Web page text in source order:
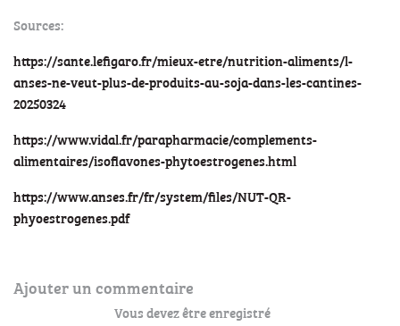
Sources:
https://sante.lefigaro.fr/mieux-etre/nutrition-aliments/l-
anses-ne-veut-plus-de-produits-au-soja-dans-les-cantines-
20250324
https://www.vidal.fr/parapharmacie/complements-
alimentaires/isoflavones-phytoestrogenes.html
https://www.anses.fr/fr/system/files/NUT-QR-
phyoestrogenes.pdf
Ajouter un commentaire
Vous devez être enregistré